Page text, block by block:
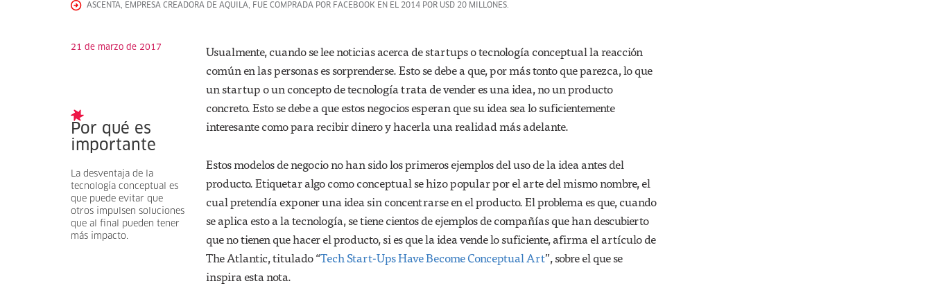
ASCENTA, EMPRESA CREADORA DE AQUILA, FUE COMPRADA POR FACEBOOK EN EL 2014 POR USD 20 MILLONES.
21 de marzo de 2017
Por qué es
importante
La desventaja de la
tecnología conceptual es
que puede evitar que
otros impulsen soluciones
que al final pueden tener
más impacto.
Usualmente, cuando se lee noticias acerca de startups o tecnología conceptual la reacción
común en las personas es sorprenderse. Esto se debe a que, por más tonto que parezca, lo que
un startup o un concepto de tecnología trata de vender es una idea, no un producto
concreto. Esto se debe a que estos negocios esperan que su idea sea lo suficientemente
interesante como para recibir dinero y hacerla una realidad más adelante.
Estos modelos de negocio no han sido los primeros ejemplos del uso de la idea antes del
producto. Etiquetar algo como conceptual se hizo popular por el arte del mismo nombre, el
cual pretendía exponer una idea sin concentrarse en el producto. El problema es que, cuando
se aplica esto a la tecnología, se tiene cientos de ejemplos de compañías que han descubierto
que no tienen que hacer el producto, si es que la idea vende lo suficiente, afirma el artículo de
The Atlantic, titulado “Tech Start-Ups Have Become Conceptual Art”, sobre el que se
inspira esta nota.